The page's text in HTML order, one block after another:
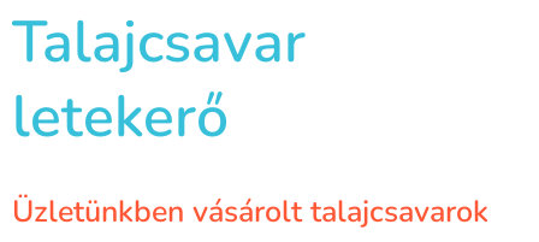
Talajcsavar
letekerő
Üzletünkben vásárolt talajcsavarok